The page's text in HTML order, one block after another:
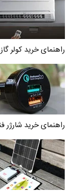
راهنمای خرید کولر
راهنمای خرید شارژر